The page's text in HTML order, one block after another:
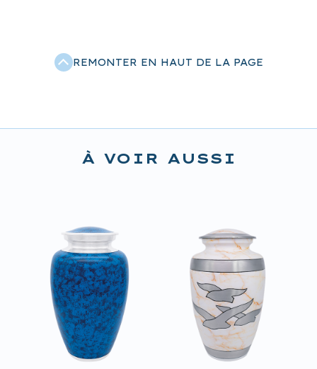
REMONTER EN HAUT DE LA PAGE
À VOIR AUSSI